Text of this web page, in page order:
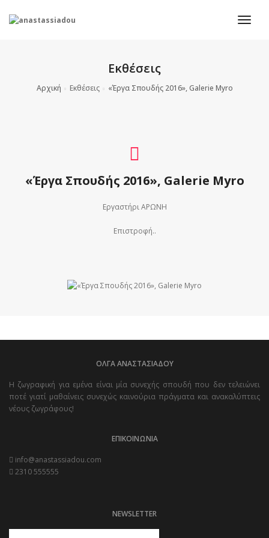
Εκθέσεις
Αρχική Εκθέσεις «Έργα Σπουδής 2016», Galerie Myro
«Έργα Σπουδής 2016», Galerie Myro
Εργαστήρι ΑΡΩΝΗ
Επιστροφή..
ΟΛΓΑ ΑΝΑΣΤΑΣΙΑΔΟΥ
Η ζωγραφική για εμένα είναι μία συνεχής σπουδή που δεν τελειώνει
ποτέ γιατί μαθαίνεις συνεχώς καινούρια πράγματα και ανακαλύπτεις
νέους ζωγράφους!
ΕΠΙΚΟΙΝΩΝΙΑ
info@anastassiadou.com
2310 555555
NEWSLETTER